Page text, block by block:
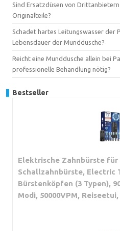
Sind Ersatzdüsen von
Originalteile?
Schadet hartes Leitungswasser der
Lebensdauer der Munddusche?
Reicht eine Munddusche allein bei
professionelle Behandlung nötig?
Bestseller
Elektrische Zahnbürste für
Schallzahnbürste, Electric
Bürstenköpfen (3 Typen),
Modi, 50000VPM,